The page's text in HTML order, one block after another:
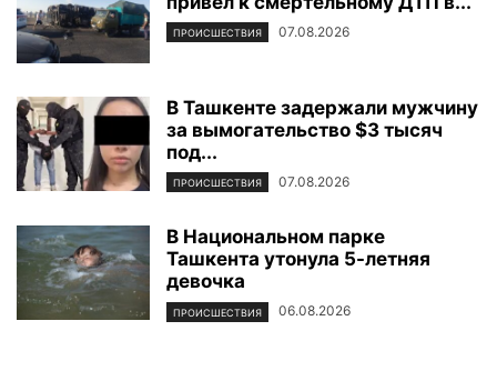
ПРОИСШЕСТВИЯ 07.08.2026
В Ташкенте задержали мужчину
за вымогательство $3 тысяч
под...
ПРОИСШЕСТВИЯ 07.08.2026
В Национальном парке
Ташкента утонула 5-летняя
девочка
ПРОИСШЕСТВИЯ 06.08.2026